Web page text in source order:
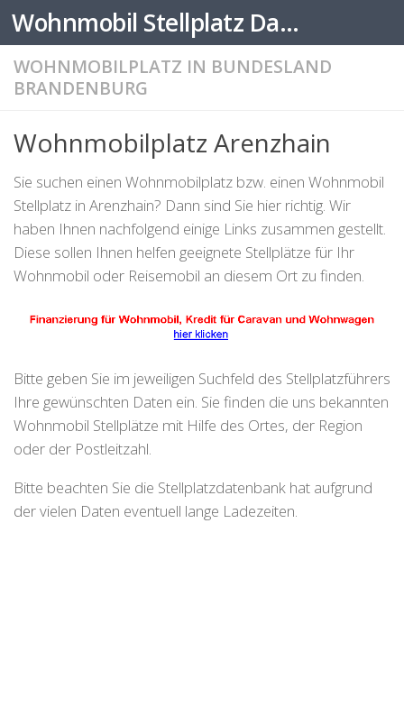
Zum Inhalt springen Wohnmobil Stellplatz Datenbank
WOHNMOBILPLATZ IN BUNDESLAND
BRANDENBURG
Wohnmobilplatz Arenzhain
Sie suchen einen Wohnmobilplatz bzw. einen Wohnmobil
Stellplatz in Arenzhain? Dann sind Sie hier richtig. Wir
haben Ihnen nachfolgend einige Links zusammen gestellt.
Diese sollen Ihnen helfen geeignete Stellplätze für Ihr
Wohnmobil oder Reisemobil an diesem Ort zu finden.
Bitte geben Sie im jeweiligen Suchfeld des Stellplatzführers
Ihre gewünschten Daten ein. Sie finden die uns bekannten
Wohnmobil Stellplätze mit Hilfe des Ortes, der Region
oder der Postleitzahl.
Bitte beachten Sie die Stellplatzdatenbank hat aufgrund
der vielen Daten eventuell lange Ladezeiten.